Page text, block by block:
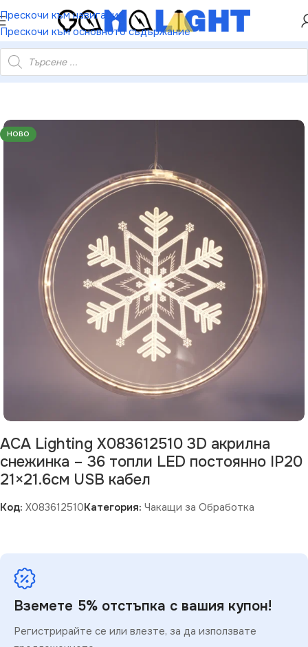
Прескочи към навигация
Прескочи към основното съдържание
НАМАЛЕНИЕ ОТ 5%
– 36 топли LED постоянно IP20 21×21.6см USB кабел
НОВО
ACA Lighting X083612510 3D акрилна
снежинка – 36 топли LED постоянно IP20
21×21.6см USB кабел
Код: X083612510Категория: Чакащи за Обработка
Вземете 5% отстъпка с вашия купон!
Регистрирайте се или влезте, за да използвате